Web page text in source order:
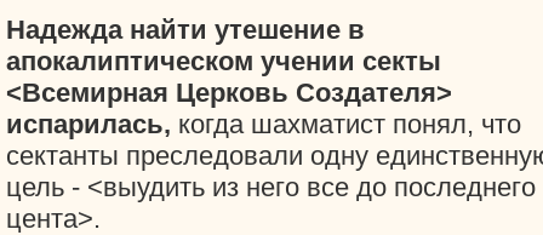
Надежда найти утешение в
апокалиптическом учении секты
<Всемирная Церковь Создателя>
испарилась, когда шахматист понял, что
сектанты преследовали одну
цель - <выудить из него все до последнего
цента>.